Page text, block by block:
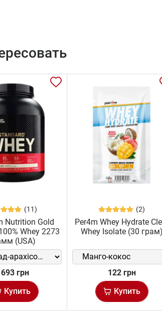
(11)
Nutrition Gold
Whey 2273
(USA)
грн
Купить
(2)
Per4m Whey Hydrate
Whey Isolate (30 грам)
122 грн
Купить